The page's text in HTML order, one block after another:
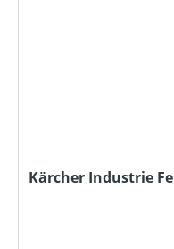
Kärcher Industrie